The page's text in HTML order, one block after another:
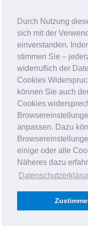
Durch Nutzung
sich mit der
einverstanden.
stimmen Sie –
widerruflich der
Cookies
können Sie auch
Cookies
anpassen. Dazu
einige oder alle
Näheres dazu